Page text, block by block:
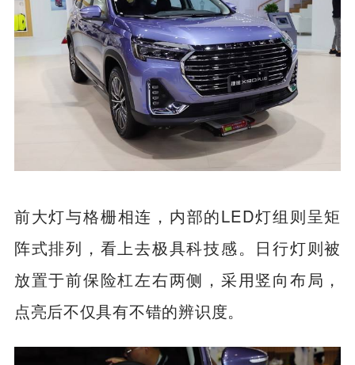
前大灯与格栅相连，内部的LED灯组则呈矩
阵式排列，看上去极具科技感。日行灯则被
放置于前保险杠左右两侧，采用竖向布局，
点亮后不仅具有不错的辨识度。